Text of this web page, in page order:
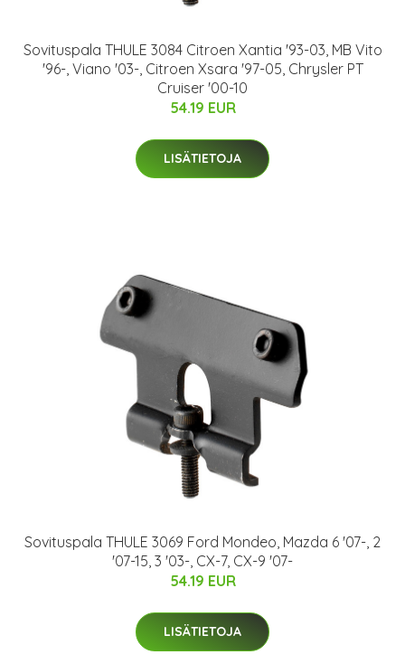
Sovituspala THULE 3084 Citroen Xantia '93-03, MB Vito
'96-, Viano '03-, Citroen Xsara '97-05, Chrysler PT
Cruiser '00-10
54.19 EUR
LISÄTIETOJA
Sovituspala THULE 3069 Ford Mondeo, Mazda 6 '07-, 2
'07-15, 3 '03-, CX-7, CX-9 '07-
54.19 EUR
LISÄTIETOJA